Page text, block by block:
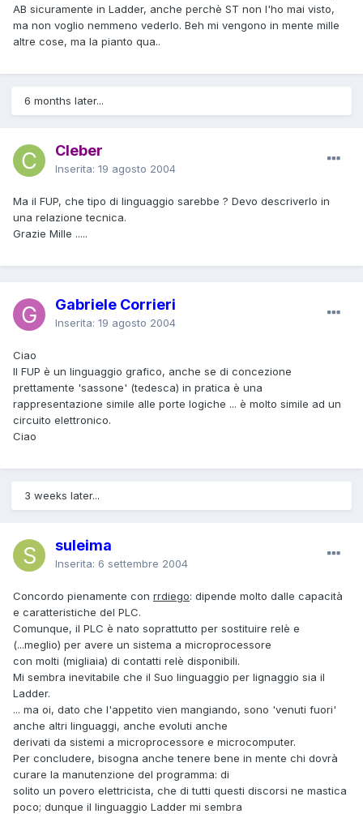
AB sicuramente in Ladder, anche perchè ST non l'ho mai visto,
ma non voglio nemmeno vederlo. Beh mi vengono in mente mille
altre cose, ma la pianto qua..
6 months later...
Cleber
Inserita: 19 agosto 2004
Ma il FUP, che tipo di linguaggio sarebbe ? Devo descriverlo in
una relazione tecnica.
Grazie Mille .....
Gabriele Corrieri
Inserita: 19 agosto 2004
Ciao
Il FUP è un linguaggio grafico, anche se di concezione
prettamente 'sassone' (tedesca) in pratica è una
rappresentazione simile alle porte logiche ... è molto simile ad un
circuito elettronico.
Ciao
3 weeks later...
suleima
Inserita: 6 settembre 2004
Concordo pienamente con rrdiego: dipende molto dalle capacità
e caratteristiche del PLC.
Comunque, il PLC è nato soprattutto per sostituire relè e
(...meglio) per avere un sistema a microprocessore
con molti (migliaia) di contatti relè disponibili.
Mi sembra inevitabile che il Suo linguaggio per lignaggio sia il
Ladder.
... ma oi, dato che l'appetito vien mangiando, sono 'venuti fuori'
anche altri linguaggi, anche evoluti anche
derivati da sistemi a microprocessore e microcomputer.
Per concludere, bisogna anche tenere bene in mente chi dovrà
curare la manutenzione del programma: di
solito un povero elettricista, che di tutti questi discorsi ne mastica
poco; dunque il linguaggio Ladder mi sembra